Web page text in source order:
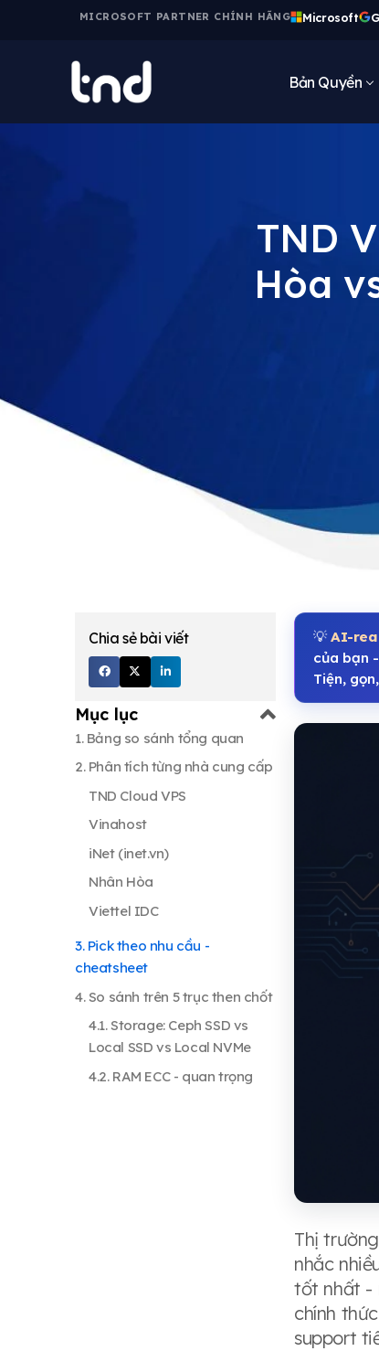
MICROSOFT PARTNER CHÍNH HÃNG Microsoft
Bản Quyền
TND
Hòa
Chia sẻ bài viết
Mục lục
1. Bảng so sánh tổng quan
2. Phân tích từng nhà cung cấp
3. Pick theo nhu cầu -
cheatsheet
4. So sánh trên 5 trục then chốt
5. Honest opinion: ai mạnh ở
7. Kết luận
💡 AI-
của bạn
Tiện,
Thị
nhắc
tốt nhất -
chính
support